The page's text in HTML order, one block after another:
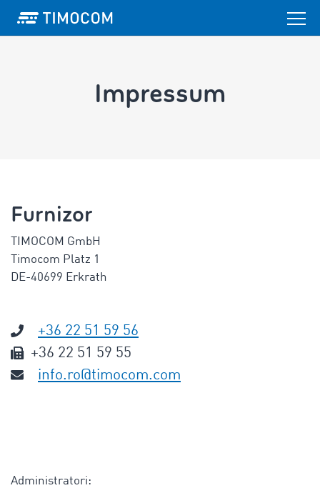
Impressum
Furnizor
TIMOCOM GmbH
Timocom Platz 1
DE-40699 Erkrath
+36 22 51 59 56
+36 22 51 59 55
info.ro@timocom.com
Administratori: